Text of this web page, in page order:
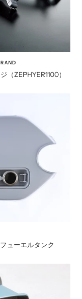
ZEPHYER1100）
ューエルタンク